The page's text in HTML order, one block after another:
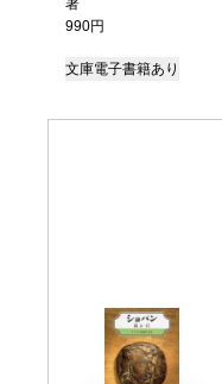
著
990円
文庫電子書籍あり